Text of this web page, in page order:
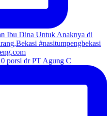
porsi dr PT Agung C